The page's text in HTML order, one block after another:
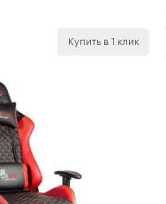
Купить в 1 клик